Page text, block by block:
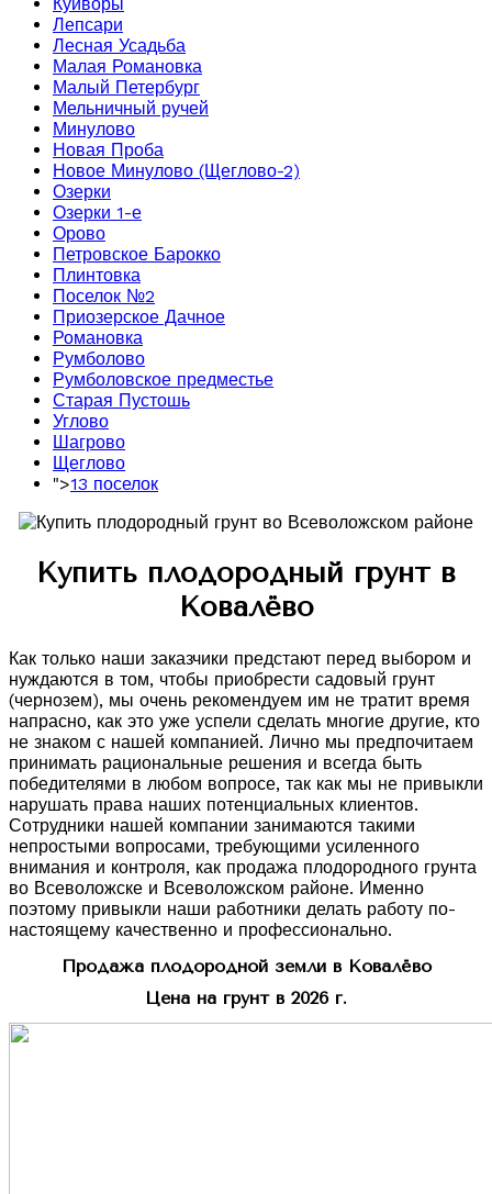
Лепсари
Лесная Усадьба
Малая Романовка
Малый Петербург
Мельничный ручей
Минулово
Новая Проба
Новое Минулово (Щеглово-2)
Озерки
Озерки 1-е
Орово
Петровское Барокко
Плинтовка
Поселок №2
Приозерское Дачное
Романовка
Румболово
Румболовское предместье
Старая Пустошь
Углово
Шагрово
Щеглово
">13 поселок
Купить плодородный грунт в
Ковалёво
Как только наши заказчики предстают перед выбором и
нуждаются в том, чтобы приобрести садовый грунт
(чернозем), мы очень рекомендуем им не тратит время
напрасно, как это уже успели сделать многие другие, кто
не знаком с нашей компанией. Лично мы предпочитаем
принимать рациональные решения и всегда быть
победителями в любом вопросе, так как мы не привыкли
нарушать права наших потенциальных клиентов.
Сотрудники нашей компании занимаются такими
непростыми вопросами, требующими усиленного
внимания и контроля, как продажа плодородного грунта
во Всеволожске и Всеволожском районе. Именно
поэтому привыкли наши работники делать работу по-
настоящему качественно и профессионально.
Продажа плодородной земли в Ковалёво
Цена на грунт в 2026 г.